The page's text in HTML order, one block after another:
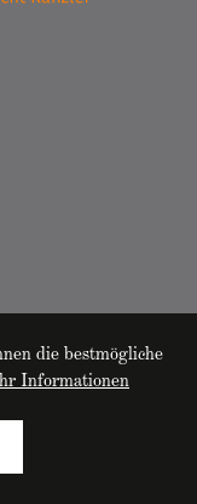
die bestmögliche
Informationen